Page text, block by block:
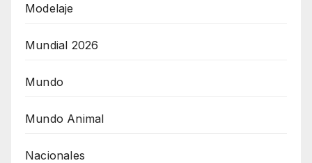
Modelaje
Mundial 2026
Mundo
Mundo Animal
Nacionales